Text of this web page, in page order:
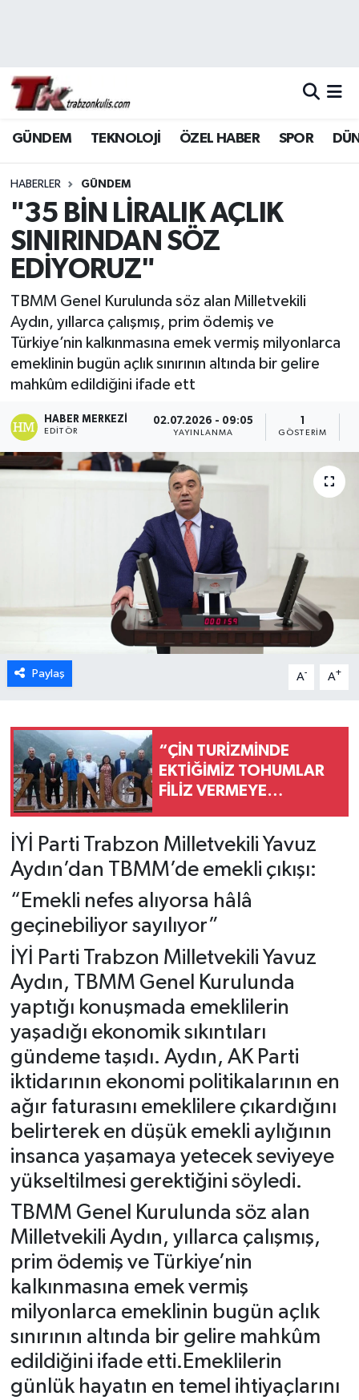
GÜNDEM TEKNOLOJİ ÖZEL HABER SPOR
HABERLER GÜNDEM
"35 BİN LİRALIK AÇLIK
SINIRINDAN SÖZ
EDİYORUZ"
TBMM Genel Kurulunda söz alan Milletvekili
Aydın, yıllarca çalışmış, prim ödemiş ve
Türkiye’nin kalkınmasına emek vermiş milyonlarca
emeklinin bugün açlık sınırının altında bir gelire
mahkûm edildiğini ifade ett
HABER MERKEZI
EDITÖR
02.07.2026 - 09:05
YAYINLANMA GÖSTERIM
Paylaş A- A+
“ÇİN TURİZMİNDE
EKTİĞİMİZ TOHUMLAR
FİLİZ VERMEYE
İYİ Parti Trabzon Milletvekili Yavuz
Aydın’dan TBMM’de emekli çıkışı:
“Emekli nefes alıyorsa hâlâ
geçinebiliyor sayılıyor”
İYİ Parti Trabzon Milletvekili Yavuz
Aydın, TBMM Genel Kurulunda
yaptığı konuşmada emeklilerin
yaşadığı ekonomik sıkıntıları
gündeme taşıdı. Aydın, AK Parti
iktidarının ekonomi politikalarının en
ağır faturasını emeklilere çıkardığını
belirterek en düşük emekli aylığının
insanca yaşamaya yetecek seviyeye
yükseltilmesi gerektiğini söyledi.
TBMM Genel Kurulunda söz alan
Milletvekili Aydın, yıllarca çalışmış,
prim ödemiş ve Türkiye’nin
kalkınmasına emek vermiş
milyonlarca emeklinin bugün açlık
sınırının altında bir gelire mahkûm
edildiğini ifade etti.Emeklilerin
günlük hayatın en temel ihtiyaçlarını
Trabzon Hava Durumu
Trabzon Namaz Vakitleri
Trabzon Trafik Yoğunluk Haritası
Süper Lig Puan Durumu ve Fikstür
Tüm Manşetler
Son Dakika Haberleri
Haber Arşivi